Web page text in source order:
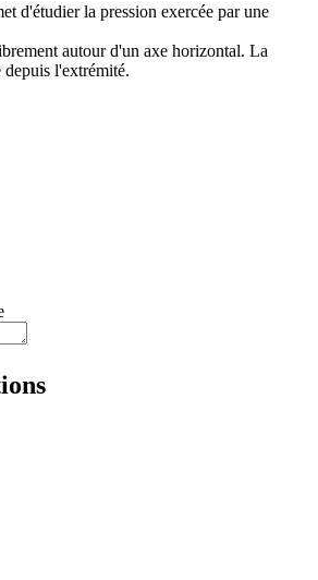
d'étudier la pression exercée par une
autour d'un axe horizontal. La
depuis l'extrémité.